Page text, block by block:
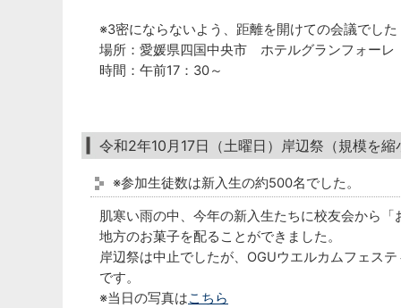
※3密にならないよう、距離を開けての会議でした
場所：愛媛県四国中央市 ホテルグランフォー
時間：午前17：30～
令和2年10月17日（土曜日）岸辺祭（規模を
※参加生徒数は新入生の約500名でした。
肌寒い雨の中、今年の新入生たちに校友会から
地方のお菓子を配ることができました。
岸辺祭は中止でしたが、OGUウエルカムフェス
です。
※当日の写真はこちら